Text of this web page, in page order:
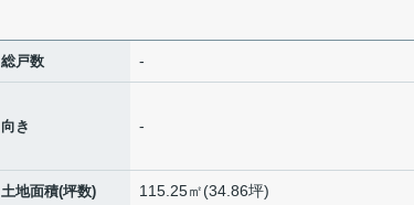
総戸数 -
向き -
土地面積(坪数) 115.25㎡(34.86坪)